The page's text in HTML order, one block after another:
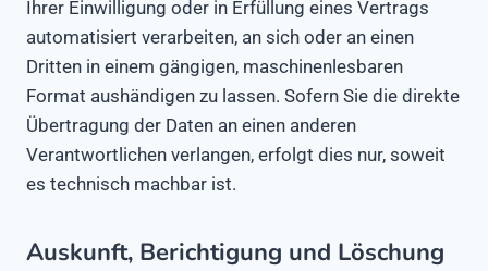
Ihrer Einwilligung oder in Erfüllung eines Vertrags
automatisiert verarbeiten, an sich oder an einen
Dritten in einem gängigen, maschinenlesbaren
Format aushändigen zu lassen. Sofern Sie die direkte
Übertragung der Daten an einen anderen
Verantwortlichen verlangen, erfolgt dies nur, soweit
es technisch machbar ist.
Auskunft, Berichtigung und Löschung